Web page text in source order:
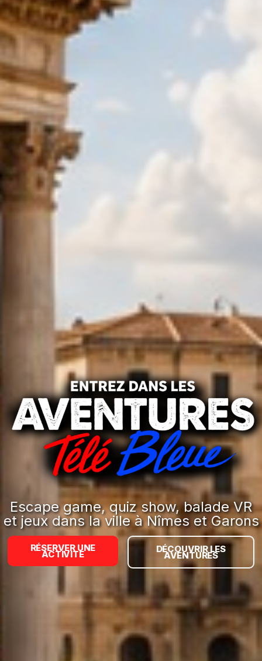
ENTREZ
DANS
LES
AVENTURES
TÉLÉ
BLEUE
Escape game, quiz show, balade VR
et jeux dans la ville à Nîmes et Garons
RÉSERVER UNE
ACTIVITÉ DÉCOUVRIR LES
AVENTURES